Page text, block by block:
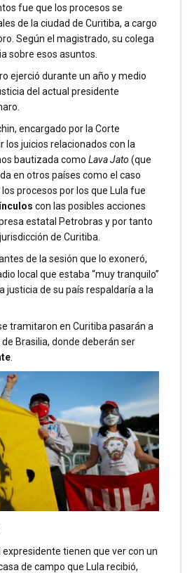
fue que los procesos se
de la ciudad de Curitiba, a cargo
Según el magistrado, su colega
sobre esos asuntos.
ejerció durante un año y medio
del actual presidente
encargado por la Corte
los juicios relacionados con la
bautizada como Lava Jato (que
en otros países como el caso
procesos por los que Lula fue
con las posibles acciones
estatal Petrobras y por tanto
de Curitiba.
de la sesión que lo exoneró,
local que estaba “muy tranquilo”
justicia de su país respaldaría a la
tramitaron en Curitiba pasarán a
Brasilia, donde deberán ser
.
expresidente tienen que ver con un
de campo que Lula recibió,